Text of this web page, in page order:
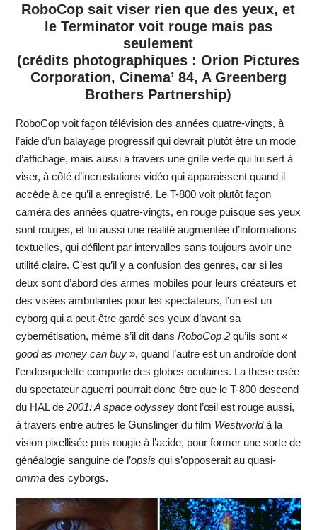
RoboCop sait viser rien que des yeux, et
le Terminator voit rouge mais pas
seulement
(crédits photographiques : Orion Pictures
Corporation, Cinema’ 84, A Greenberg
Brothers Partnership)
RoboCop voit façon télévision des années quatre-vingts, à
l’aide d’un balayage progressif qui devrait plutôt être un mode
d’affichage, mais aussi à travers une grille verte qui lui sert à
viser, à côté d’incrustations vidéo qui apparaissent quand il
accède à ce qu’il a enregistré. Le T-800 voit plutôt façon
caméra des années quatre-vingts, en rouge puisque ses yeux
sont rouges, et lui aussi une réalité augmentée d’informations
textuelles, qui défilent par intervalles sans toujours avoir une
utilité claire. C’est qu’il y a confusion des genres, car si les
deux sont d’abord des armes mobiles pour leurs créateurs et
des visées ambulantes pour les spectateurs, l’un est un
cyborg qui a peut-être gardé ses yeux d’avant sa
cybernétisation, même s’il dit dans RoboCop 2qu’ils sont «
good as money can buy», quand l’autre est un androïde dont
l’endosquelette comporte des globes oculaires. La thèse osée
du spectateur aguerri pourrait donc être que le T-800 descend
du HAL de 2001: A space odysseydont l’œil est rouge aussi,
à travers entre autres le Gunslinger du film Westworldà la
vision pixellisée puis rougie à l’acide, pour former une sorte de
généalogie sanguine de l’opsis qui s’opposerait au quasi-
ommades cyborgs.